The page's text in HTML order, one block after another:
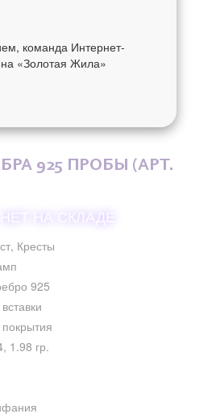
925 ПРОБЫ (АРТ.
НЕТ НА СКЛАДЕ
Кресты
925
1.98 гр.
команда Интернет-
«Золотая Жила»